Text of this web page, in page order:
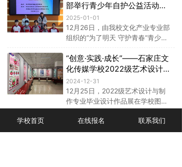
传走出的两名优秀毕业生李雨璠、
李玉瑞，以"技术工匠"的身份，在
国产动画的星辰大海中刻下属于自
己的印记。
部举行青少年自护公益活动颁
奖仪式
2025-01-01
12月26日，由我校文化产业专业部
组织的“为了明天 守护青春”青少年
楼阶梯教室举行。石家庄市齐心社
工服务中心曹倩茜主任、河北石家
庄12355青少年服务台韩伟老师应
邀出席。
“创意·实践·成长”——石家庄文
化传媒学校2022级艺术设计专
业毕业作品展开幕
2024-12-31
12月25日，2022级艺术设计与制
作专业毕业设计作品展在学校图书
馆展厅成功举办。此次展览由学校
文化产业专业部组织策划。
表演，让成长更有戏——文化
产业专业部戏剧表演课期末汇
学校首页 在线报名 联系我们